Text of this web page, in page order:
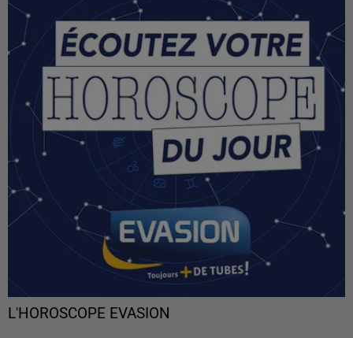
L'HOROSCOPE EVASION